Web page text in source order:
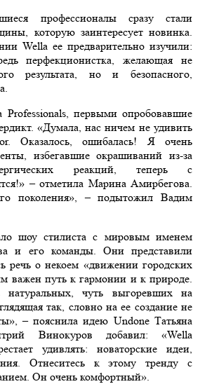
профессионалы сразу стали
которую заинтересует новинка.
Wella ее предварительно изучили:
перфекционистка, желающая не
результата, но и безопасного,
первыми опробовавшие
«Думала, нас ничем не удивить
Оказалось, ошибалась! Я очень
избегавшие окрашиваний из-за
реакций, теперь с
– отметила Марина Амирбегова.
поколения», – подытожил Вадим
шоу стилиста с мировым именем
и его команды. Они представили
речь о некоем «движении городских
важен путь к гармонии и к природе.
натуральных, чуть выгоревших на
так, словно на ее создание не
– пояснила идею Undone Татьяна
Винокуров добавил: «Wella
удивлять: новаторские идеи,
Отнеситесь к этому тренду с
Он очень комфортный».